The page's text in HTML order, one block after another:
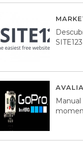
SITE123